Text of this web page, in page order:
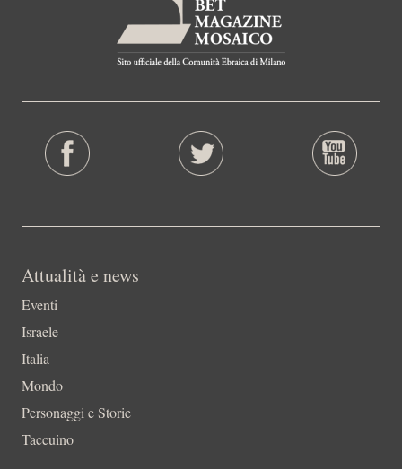
Attualità e news
Eventi
Israele
Italia
Mondo
Personaggi e Storie
Taccuino